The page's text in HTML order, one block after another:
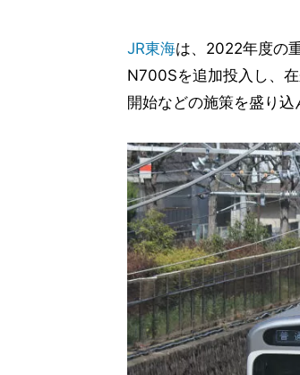
JR東海は、2022年度の
N700Sを追加投入し、
開始などの施策を盛り込